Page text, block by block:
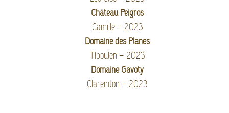
Château Peigros
Camille – 2023
Domaine des Planes
Tiboulen – 2023
Domaine Gavoty
Clarendon – 2023